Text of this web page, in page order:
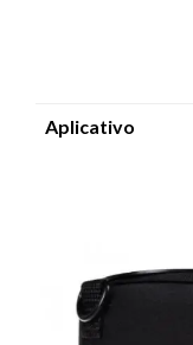
Aplicativo